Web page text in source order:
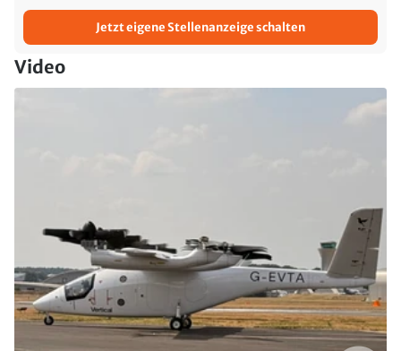
Jetzt eigene Stellenanzeige schalten
Video